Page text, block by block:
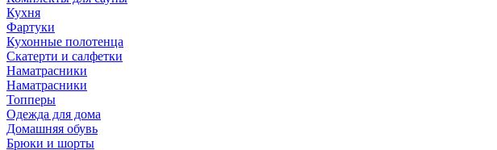
Кухня
Фартуки
Кухонные полотенца
Скатерти и салфетки
Наматрасники
Наматрасники
Топперы
Одежда для дома
Домашняя обувь
Брюки и шорты